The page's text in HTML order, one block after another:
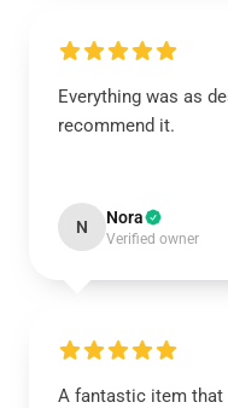
Everything was as
recommend it.
N Nora
Verified owner
A fantastic item that